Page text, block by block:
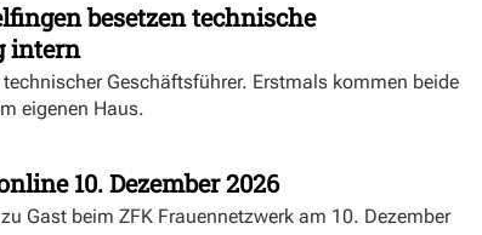
besetzen technische
intern
Geschäftsführer. Erstmals kommen beide
eigenen Haus.
10. Dezember 2026
Gast beim ZFK Frauennetzwerk am 10. Dezember